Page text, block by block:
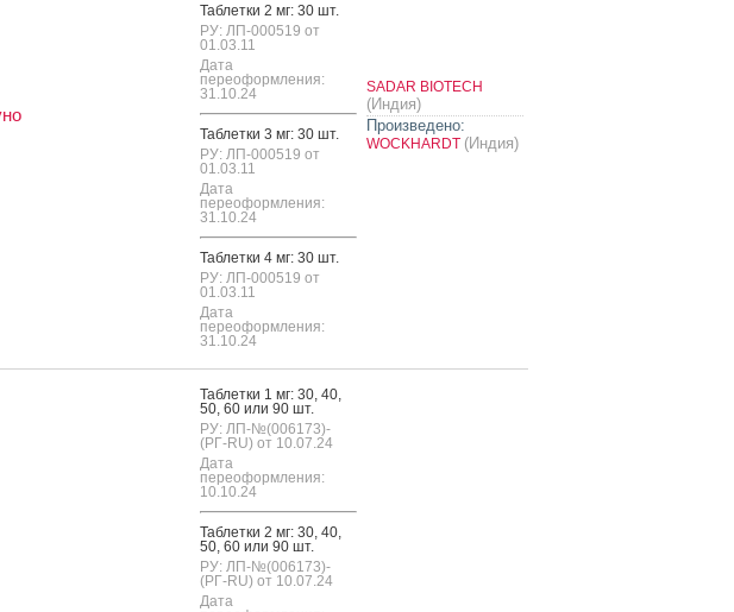
Таб­летки 2 мг: 30 шт.
РУ: ЛП-000519 от
01.03.11
Дата
переоформления:
31.10.24
Таб­летки 3 мг: 30 шт.
РУ: ЛП-000519 от
01.03.11
Дата
переоформления:
31.10.24
Таб­летки 4 мг: 30 шт.
РУ: ЛП-000519 от
01.03.11
Дата
переоформления:
31.10.24
SADAR BIOTECH
(Индия)
Произведено:
WOCKHARDT (Индия)
Таб­летки 1 мг: 30, 40,
50, 60 или 90 шт.
РУ: ЛП-№(006173)-
(РГ-RU) от 10.07.24
Дата
переоформления:
10.10.24
Таб­летки 2 мг: 30, 40,
50, 60 или 90 шт.
РУ: ЛП-№(006173)-
(РГ-RU) от 10.07.24
Дата